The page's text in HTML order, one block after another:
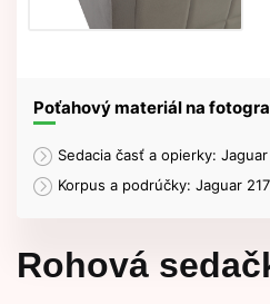
Poťahový materiál na
Sedacia časť a opierky: Jaguar
Korpus a podrúčky: Jaguar
Rohová